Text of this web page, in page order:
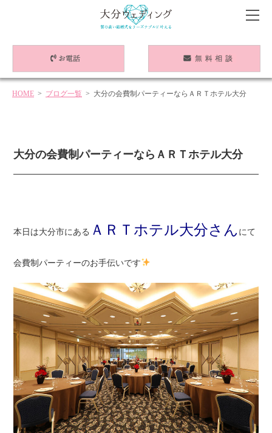
HOME > ブログ一覧 > 大分の会費制パーティーならＡＲＴホテル大分
大分の会費制パーティーならＡＲＴホテル大分
本日は大分市にある ＡＲＴホテル大分さん にて
会費制パーティーのお手伝いです